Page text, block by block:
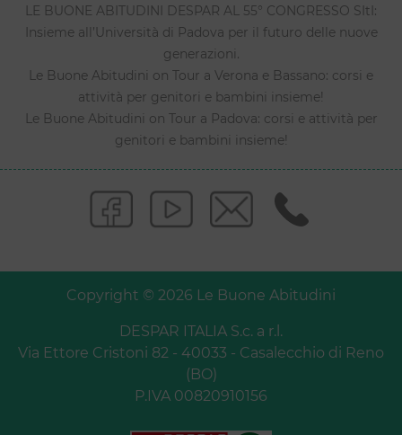
LE BUONE ABITUDINI DESPAR AL 55° CONGRESSO SItI:
Insieme all’Università di Padova per il futuro delle nuove
generazioni.
Le Buone Abitudini on Tour a Verona e Bassano: corsi e
attività per genitori e bambini insieme!
Le Buone Abitudini on Tour a Padova: corsi e attività per
genitori e bambini insieme!
Copyright © 2026 Le Buone Abitudini
DESPAR ITALIA S.c. a r.l.
Via Ettore Cristoni 82 - 40033 - Casalecchio di Reno
(BO)
P.IVA 00820910156